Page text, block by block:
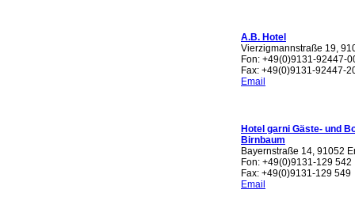
A.B. Hotel
Vierzigmannstraße 19,
Fon: +49(0)9131-92447-
Fax: +49(0)9131-92447-
Email
Hotel garni Gäste- und
Birnbaum
Bayernstraße 14, 91052
Fon: +49(0)9131-129 542
Fax: +49(0)9131-129 549
Email